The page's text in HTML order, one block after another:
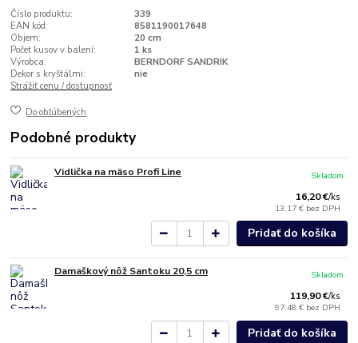
Číslo produktu:
339
EAN kód:
8581190017648
Objem:
20 cm
Počet kusov v balení:
1 ks
Výrobca:
BERNDORF SANDRIK
Dekor s kryštálmi:
nie
Strážiť cenu / dostupnosť
Do obľúbených
Podobné produkty
Vidlička na mäso Profi Line
16,20 €/ks
13,17 € bez DPH
Skladom
Pridať do košíka
Damaškový nôž Santoku 20,5 cm
119,90 €/ks
97,48 € bez DPH
Skladom
Pridať do košíka